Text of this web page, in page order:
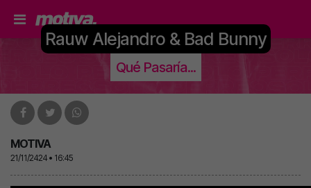
Rauw Alejandro & Bad Bunny
Qué Pasaría...
MOTIVA
21/11/2424 • 16:45